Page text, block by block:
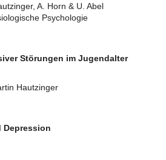
A. Horn & U. Abel
Psychologie
Störungen im Jugendalter
Hautzinger
Depression